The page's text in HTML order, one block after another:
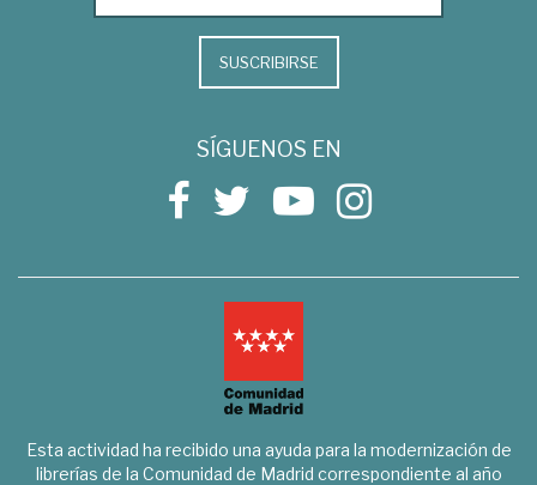
SUSCRIBIRSE
SÍGUENOS EN
Esta actividad ha recibido una ayuda para la modernización de
librerías de la Comunidad de Madrid correspondiente al año